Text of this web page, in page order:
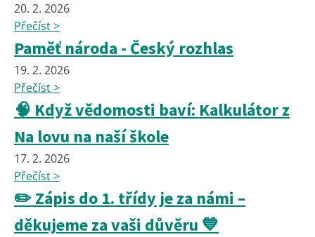
20. 2. 2026
Přečíst >
Paměť národa - Český rozhlas
19. 2. 2026
Přečíst >
🧠 Když vědomosti baví: Kalkulátor z
Na lovu na naší škole
17. 2. 2026
Přečíst >
✏️ Zápis do 1. třídy je za námi –
děkujeme za vaši důvěru 💙